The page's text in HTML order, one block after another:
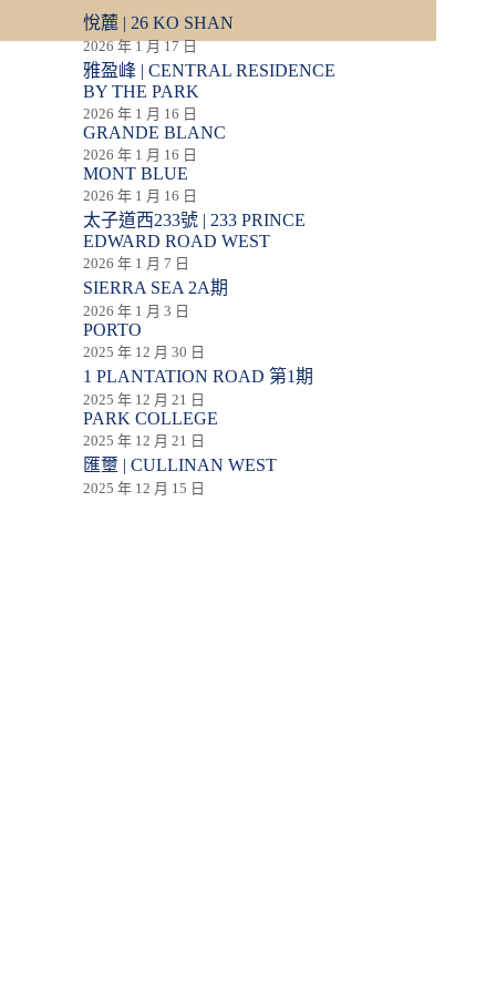
悅麓 | 26 KO SHAN
2026 年 1 月 17 日
雅盈峰 | CENTRAL RESIDENCE
BY THE PARK
2026 年 1 月 16 日
GRANDE BLANC
2026 年 1 月 16 日
MONT BLUE
2026 年 1 月 16 日
太子道西233號 | 233 PRINCE
EDWARD ROAD WEST
2026 年 1 月 7 日
SIERRA SEA 2A期
2026 年 1 月 3 日
PORTO
2025 年 12 月 30 日
1 PLANTATION ROAD 第1期
2025 年 12 月 21 日
PARK COLLEGE
2025 年 12 月 21 日
匯壐 | CULLINAN WEST
2025 年 12 月 15 日